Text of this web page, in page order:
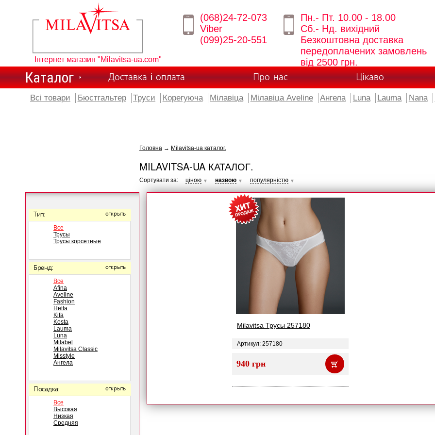
Інтернет магазин "Milavitsa-ua.com"
(068)24-72-073
Viber
(099)25-20-551
Пн.- Пт. 10.00 - 18.00
Сб.- Нд. вихідний
Безкоштовна доставка
передоплачених замовлень
від 2500 грн.
Каталог Доставка і оплата Про нас Цікаво
Всі товари Бюстгальтер Труси Корегуюча Мілавіца Мілавіца Aveline Ангела Luna Lauma Nana
Тип: открыть
Все
Трусы
Трусы корсетные
Бренд: открыть
Все
Afina
Aveline
Fashion
Hetta
Kifa
Kosta
Lauma
Luna
Milabel
Milavitsa Classic
Misstyle
Ангела
Посадка: открыть
Все
Высокая
Низкая
Средняя
Головна → Milavitsa-ua каталог.
MILAVITSA-UA КАТАЛОГ.
Сортувати за: ціною ▼ назвою ▼ популярністю ▼
Milavitsa Трусы 257180
Артикул: 257180
940 грн